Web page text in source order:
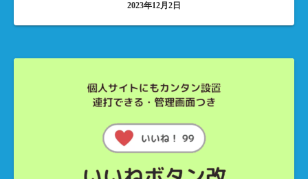
2023年12月2日